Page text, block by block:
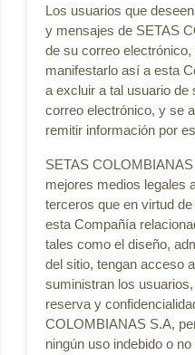
Los usuarios que
y mensajes de SETAS
de su correo
manifestarlo así a esta
a excluir a tal usuario
correo electrónico, y se
remitir información por
SETAS
mejores medios legales
terceros que en virtud
esta Compañía
tales como el diseño,
del sitio, tengan acceso
suministran los
reserva y
COLOMBIANAS S.A,
ningún uso indebido o